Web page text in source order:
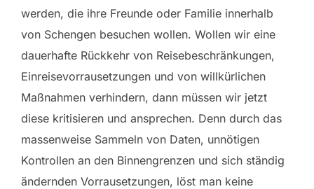
werden, die ihre Freunde oder Familie innerhalb
von Schengen besuchen wollen. Wollen wir eine
dauerhafte Rückkehr von Reisebeschränkungen,
Einreisevorrausetzungen und von willkürlichen
Maßnahmen verhindern, dann müssen wir jetzt
diese kritisieren und ansprechen. Denn durch das
massenweise Sammeln von Daten, unnötigen
Kontrollen an den Binnengrenzen und sich ständig
ändernden Vorrausetzungen, löst man keine